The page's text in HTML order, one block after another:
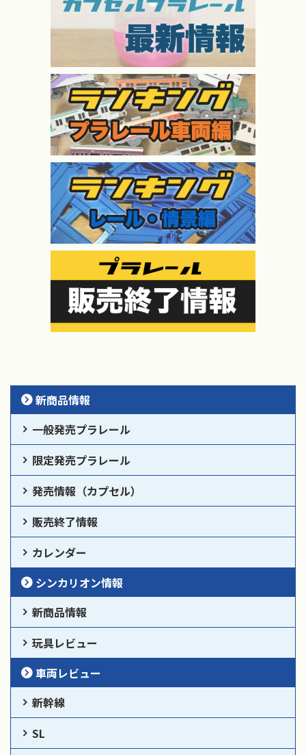
新商品情報
一般発売プラレール
限定発売プラレール
発売情報（カプセル）
販売終了情報
カレンダー
シンカリオン情報
新商品情報
玩具レビュー
車両レビュー
新幹線
SL